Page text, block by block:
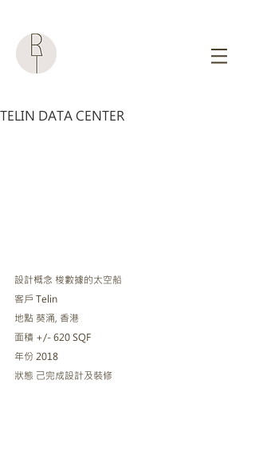
TELIN DATA CENTER
設計概念 梭數據的太空船
客戶 Telin
地點 葵涌, 香港
面積 +/- 620 SQF
年份 2018
狀態 己完成設計及裝修